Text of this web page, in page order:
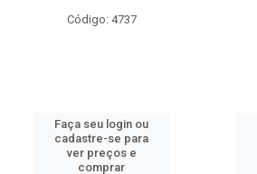
Código: 4737
Faça seu login ou
cadastre-se para
ver preços e
comprar